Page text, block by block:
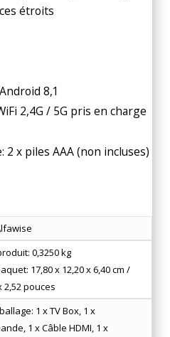
étroits
8,1
2,4G / 5G pris en charge
2 x piles AAA (non incluses)
0,3250 kg
17,80 x 12,20 x 6,40 cm /
2,52 pouces
1 x TV Box, 1 x
1 x Câble HDMI, 1 x